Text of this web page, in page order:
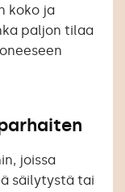
koko ja
paljon tilaa
joissa
säilytystä tai